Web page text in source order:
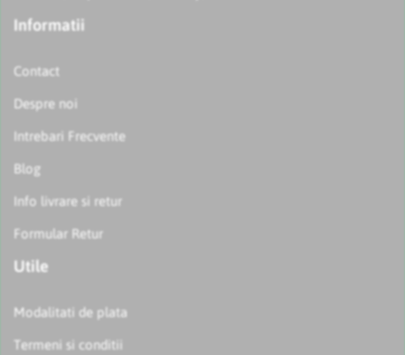
Informatii
Contact
Despre noi
Intrebari Frecvente
Blog
Info livrare si retur
Formular Retur
Utile
Modalitati de plata
Termeni si conditii